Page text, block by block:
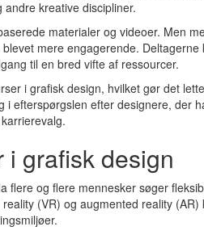
kreative discipliner.
materialer og videoer. Men
mere engagerende. Deltagerne
til en bred vifte af ressourcer.
i grafisk design, hvilket gør det
i efterspørgslen efter designere, der
i grafisk design
flere og flere mennesker søger
(VR) og augmented reality